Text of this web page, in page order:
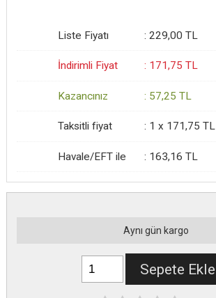
Liste Fiyatı :229,00 TL
İndirimli Fiyat : 171,75 TL
Kazancınız : 57,25 TL
Taksitli fiyat : 1 x 171,75 TL
Havale/EFT ile : 163,16 TL
Aynı gün kargo
Sepete Ekle